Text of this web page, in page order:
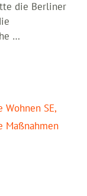
die Berliner
…
Wohnen SE,
Maßnahmen